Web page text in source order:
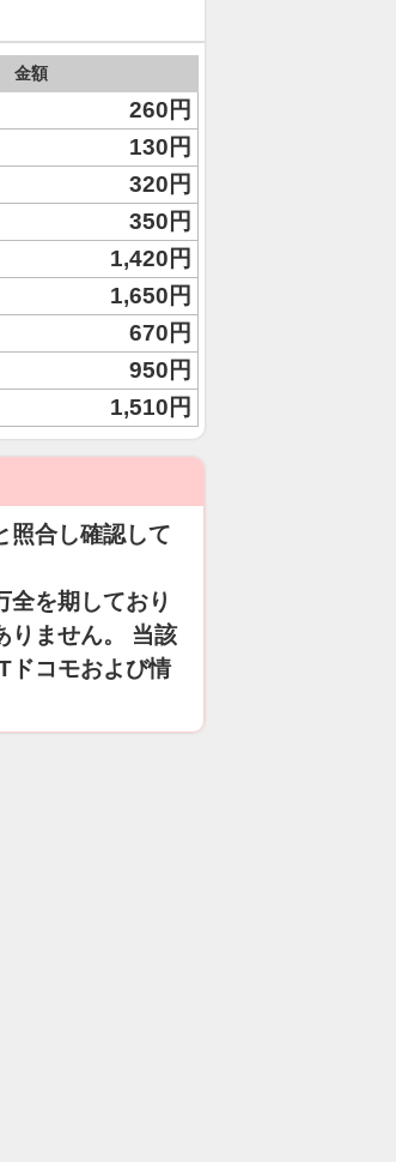
金額
260円
130円
320円
350円
1,420円
1,650円
670円
950円
1,510円
照合し確認して
全を期しており
りません。 当該
ドコモおよび情